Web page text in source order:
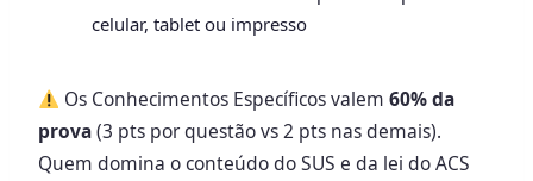
celular, tablet ou impresso
Os Conhecimentos Específicos valem 60% da
prova(3 pts por questão vs 2 pts nas demais).
Quem domina o conteúdo do SUS e da lei do ACS